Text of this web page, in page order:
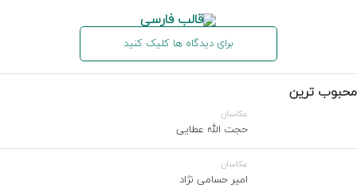
برای دیدگاه ها کلیک کنید
محبوب ترین
عکاسان
حجت الله عطایی
عکاسان
امیر حسامی نژاد